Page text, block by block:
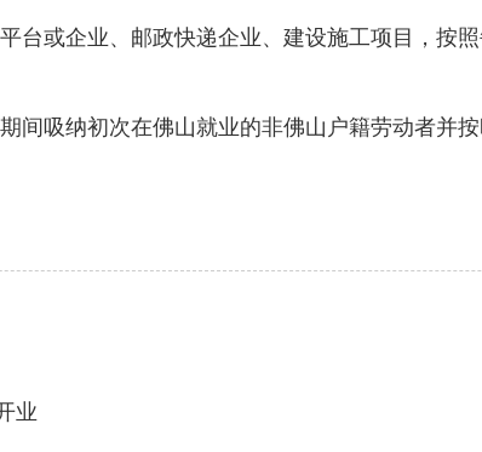
或企业、邮政快递企业、建设施工项目，按照
吸纳初次在佛山就业的非佛山户籍劳动者并按
业